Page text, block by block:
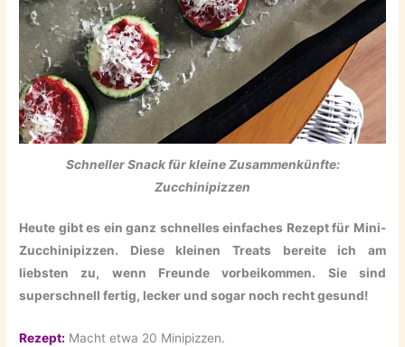
Schneller Snack für kleine Zusammenkünfte:
Zucchinipizzen
Heute gibt es ein ganz schnelles einfaches Rezept für Mini-
Zucchinipizzen. Diese kleinen Treats bereite ich am
liebsten zu, wenn Freunde vorbeikommen. Sie sind
superschnell fertig, lecker und sogar noch recht gesund!
Rezept: Macht etwa 20 Minipizzen.